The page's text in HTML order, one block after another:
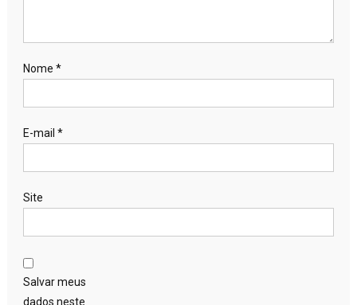
Nome *
E-mail *
Site
Salvar meus
dados neste